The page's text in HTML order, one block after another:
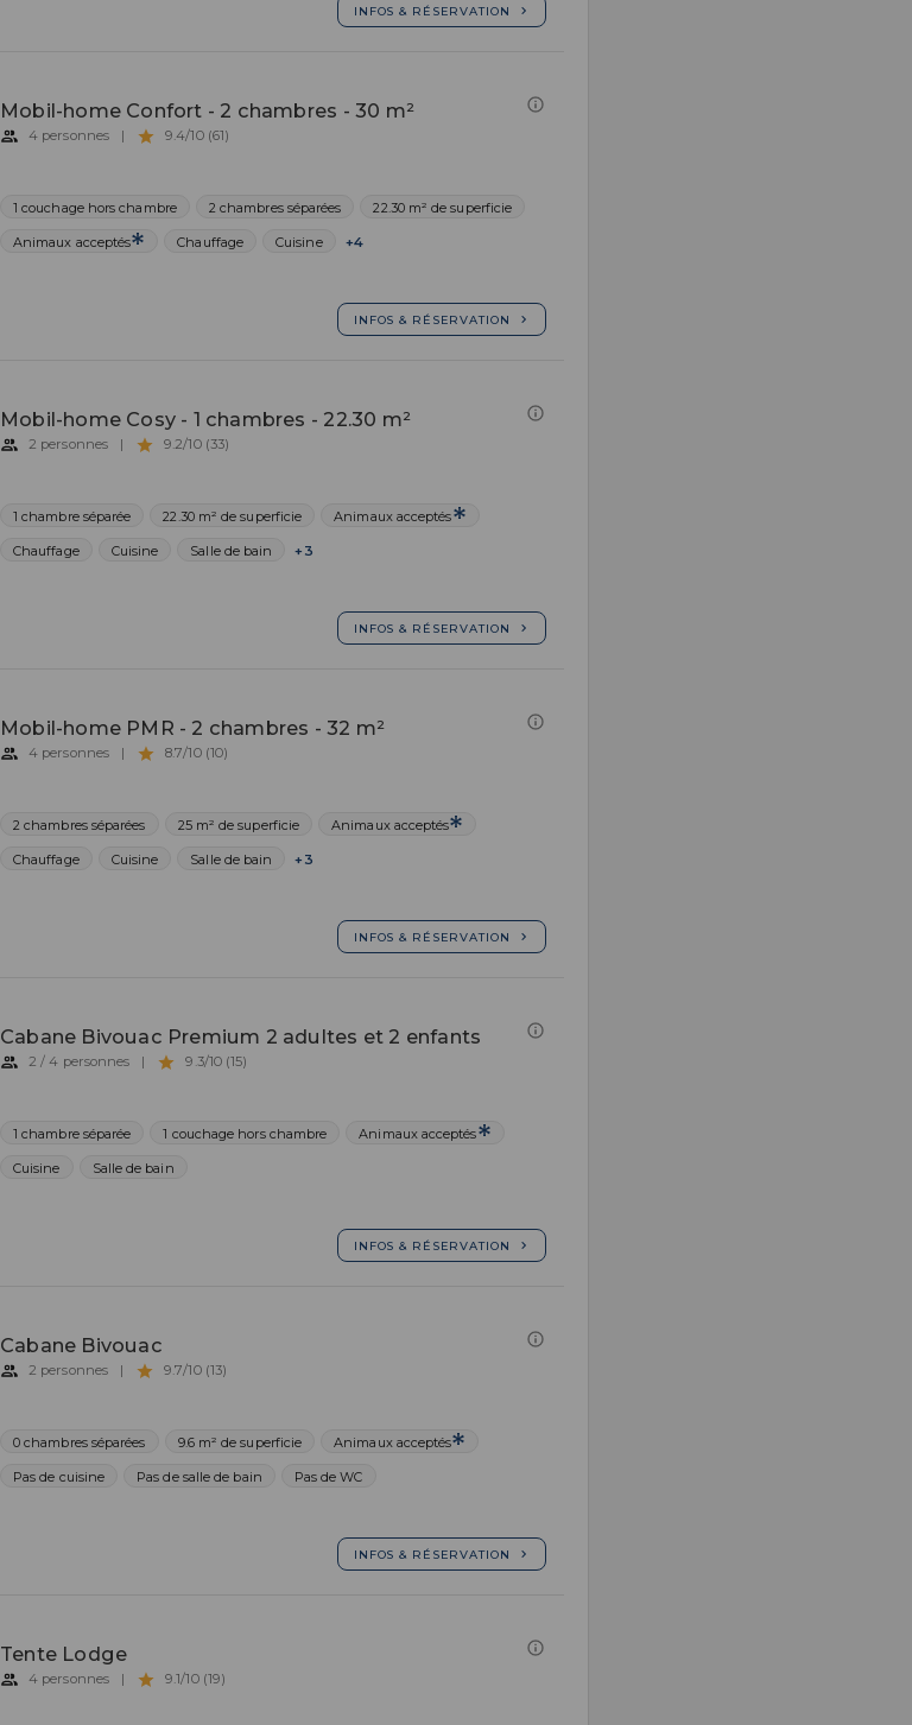
INFOS & RÉSERVATION
Mobil-home Confort - 2 chambres - 30 m²
4 personnes | 9.4/10 (61)
1 couchage hors chambre 2 chambres séparées 22.30 m² de superficie
Animaux acceptés Chauffage Cuisine +4
INFOS & RÉSERVATION
Mobil-home Cosy - 1 chambres - 22.30 m²
2 personnes | 9.2/10 (33)
1 chambre séparée 22.30 m² de superficie Animaux acceptés
Chauffage Cuisine Salle de bain +3
INFOS & RÉSERVATION
Mobil-home PMR - 2 chambres - 32 m²
4 personnes | 8.7/10 (10)
2 chambres séparées 25 m² de superficie Animaux acceptés
Chauffage Cuisine Salle de bain +3
INFOS & RÉSERVATION
Cabane Bivouac Premium 2 adultes et 2 enfants
2 / 4 personnes | 9.3/10 (15)
1 chambre séparée 1 couchage hors chambre Animaux acceptés
Cuisine Salle de bain
INFOS & RÉSERVATION
Cabane Bivouac
2 personnes | 9.7/10 (13)
0 chambres séparées 9.6 m² de superficie Animaux acceptés
Pas de cuisine Pas de salle de bain Pas de WC
INFOS & RÉSERVATION
Tente Lodge
4 personnes | 9.1/10 (19)